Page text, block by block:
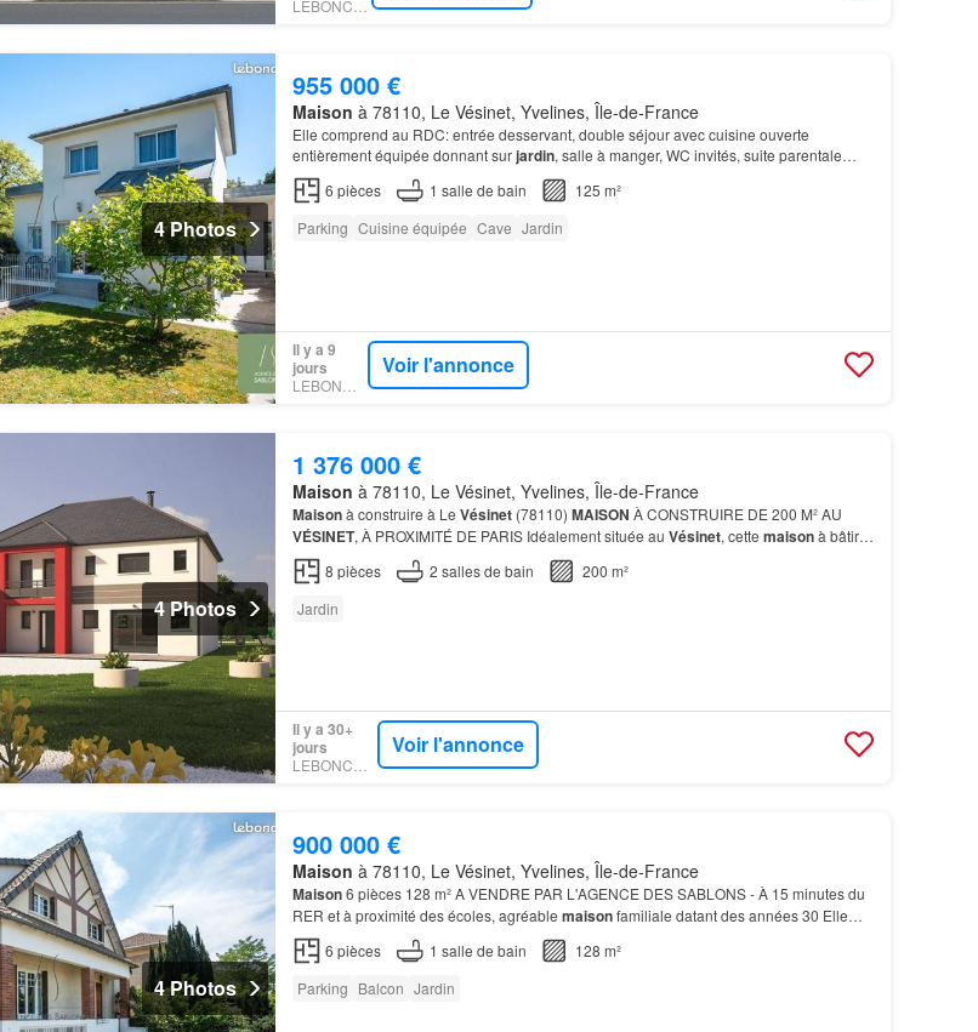
4 Photos
955 000 €
Maison à 78110, Le Vésinet, Yvelines, Île-de-France
Elle comprend au RDC: entrée desservant, double séjour avec cuisine ouverte
entièrement équipée donnant surjardin, salle à manger, WC invités, suite parentale
RER Le
Le Pecq à 10 min à pieds…
6 pièces 1 salle de bain
125 m²
Parking Cuisine équipée Cave Jardin
Il y a 9
jours
Voir l'annonce
4 Photos
1 376 000 €
Maison à 78110, Le Vésinet, Yvelines, Île-de-France
Maisonà construire à Le Vésinet(78110) MAISON À CONSTRUIRE DE 200 M² AU
VÉSINET, À PROXIMITÉ DE PARIS Idéalement située au Vésinet, cette maisonà bâtir
de 200 m² sur un terrain de 1000 m² offre une vue sur
8 pièces 2 salles de bain
200 m²
Jardin
Il y a 30+
jours
Voir l'annonce
4 Photos
900 000 €
Maison à 78110, Le Vésinet, Yvelines, Île-de-France
Maison6 pièces 128 m² A VENDRE PAR L'AGENCE DES SABLONS - À 15 minutes du
RER et à proximité des écoles, agréable maisonfamiliale datant des années 30 Elle
comprend au RDC: une vaste entrée, un double séjour lumineux ouvran…
6 pièces 1 salle de bain
128 m²
Parking Balcon Jardin